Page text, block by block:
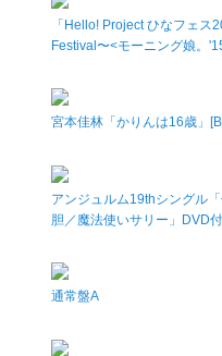
「Hello! Project ひなフェス
Festival〜<モーニング娘。
宮本佳林「かりんは16歳」
アンジュルム19thシングル
胆／魔法使いサリー」DVD
通常盤A